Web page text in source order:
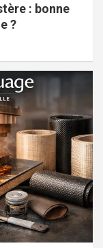
: bonne
?